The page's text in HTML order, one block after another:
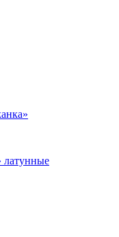
латунные